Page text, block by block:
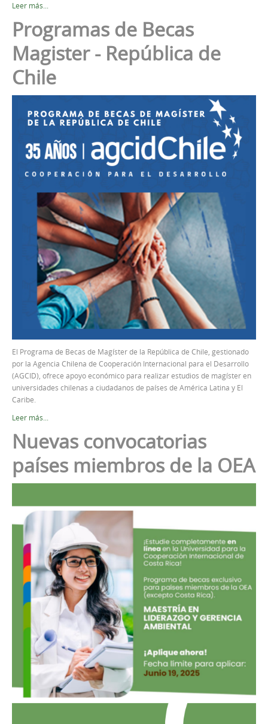
Leer más...
Programas de Becas
Magister - República de
Chile
El Programa de Becas de Magíster de la República de Chile, gestionado
por la Agencia Chilena de Cooperación Internacional para el Desarrollo
(AGCID), ofrece apoyo económico para realizar estudios de magíster en
universidades chilenas a ciudadanos de países de América Latina y El
Caribe.
Leer más...
Nuevas convocatorias
países miembros de la OEA